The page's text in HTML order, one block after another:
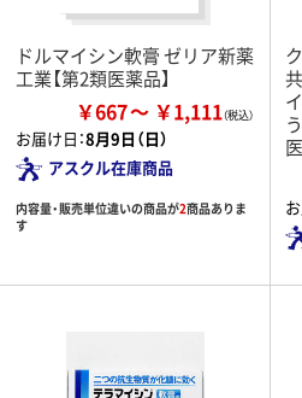
ドルマイシン軟膏 ゼリア新薬
工業【第2類医薬品】
￥667 ￥1,111
お届け日：8月9日（日）
アスクル在庫商品
内容量・販売単位違いの商品が2商品ありま
す